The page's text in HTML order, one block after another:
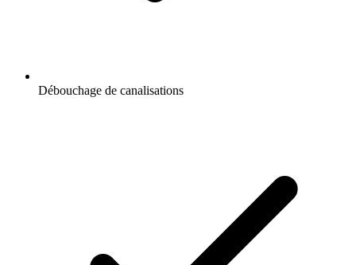
Débouchage de canalisations